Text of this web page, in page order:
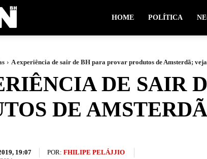
HOME POLÍTICA
A experiência de sair de BH para provar produtos de Amsterdã; veja
DE SAIR
DE
19:07 POR: FHILIPE PELÁJJIO